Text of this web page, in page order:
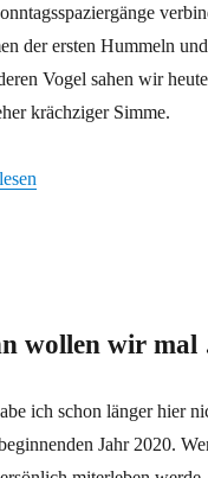
der ersten Hummeln
Vogel sahen wir
krächziger Simme.
Fata Morgana“
wollen wir
ich schon länger hier
Jahr 2020.